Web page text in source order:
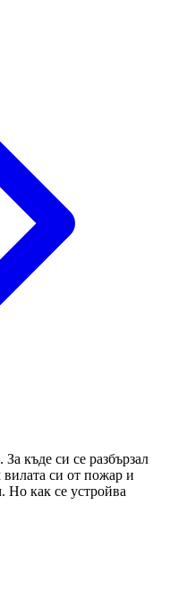
къде си се разбързал
вилата си от пожар и
Но как се устройва